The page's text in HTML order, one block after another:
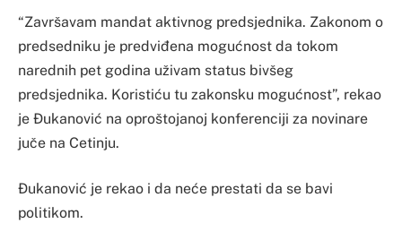
“Završavam mandat aktivnog predsjednika. Zakonom o
predsedniku je predviđena mogućnost da tokom
narednih pet godina uživam status bivšeg
predsjednika. Koristiću tu zakonsku mogućnost”, rekao
je Đukanović na oproštojanoj konferenciji za novinare
juče na Cetinju.
Đukanović je rekao i da neće prestati da se bavi
politikom.